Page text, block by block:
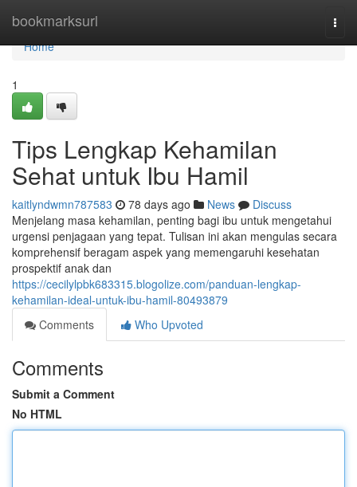
bookmarksurl
Home
Home
1
Tips Lengkap Kehamilan
Sehat untuk Ibu Hamil
kaitlyndwmn787583 78 days ago News
Discuss
Menjelang masa kehamilan, penting bagi ibu untuk mengetahui
urgensi penjagaan yang tepat. Tulisan ini akan mengulas secara
komprehensif beragam aspek yang memengaruhi kesehatan
prospektif anak dan
https://cecilylpbk683315.blogolize.com/panduan-lengkap-
kehamilan-ideal-untuk-ibu-hamil-80493879
Comments
Who Upvoted
Comments
Submit a Comment
No HTML